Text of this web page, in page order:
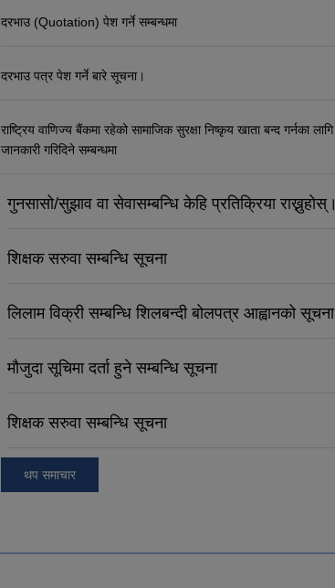
दरभाउ (Quotation) पेश गर्ने सम्बन्धमा
दरभाउ पत्र पेश गर्ने बारे सूचना।
राष्ट्रिय वाणिज्य बैंकमा रहेको सामाजिक सुरक्षा निष्कृय खाता बन्द गर्नका लागि
जानकारी गरिदिने सम्बन्धमा
गुनसासो/सुझाव वा सेवासम्बन्धि केहि प्रतिक्रिया राख्नुहोस्।
शिक्षक सरुवा सम्बन्धि सूचना
लिलाम विक्री सम्बन्धि शिलबन्दी बोलपत्र आह्वानको सूचना
मौजुदा सूचिमा दर्ता हुने सम्बन्धि सूचना
शिक्षक सरुवा सम्बन्धि सूचना
थप समाचार